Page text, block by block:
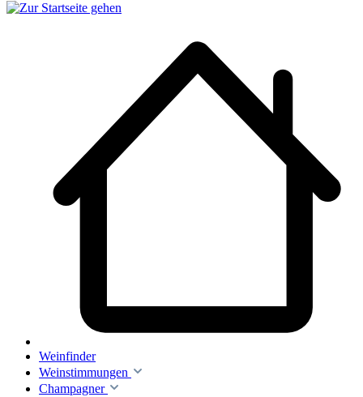
Weinfinder
Weinstimmungen
Champagner